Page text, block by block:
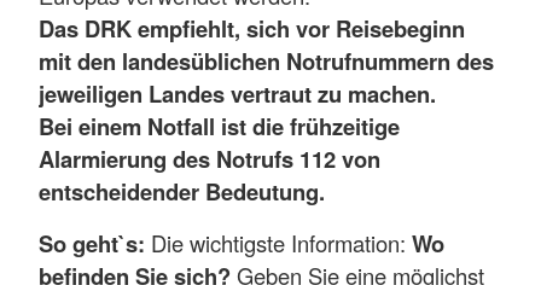
Das DRK empfiehlt, sich vor Reisebeginn
mit den landesüblichen Notrufnummern des
jeweiligen Landes vertraut zu machen.
Bei einem Notfall ist die frühzeitige
Alarmierung des Notrufs 112 von
entscheidender Bedeutung.
So geht`s: Die wichtigste Information: Wo
befinden Sie sich?Geben Sie eine möglichst